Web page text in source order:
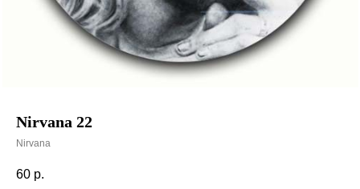
Nirvana 22
Nirvana
60 р.